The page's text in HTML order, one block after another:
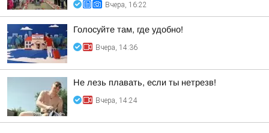
Вчера, 16:22
Голосуйте там, где удобно!
Вчера, 14:36
Не лезь плавать, если ты нетрезв!
Вчера, 14:24